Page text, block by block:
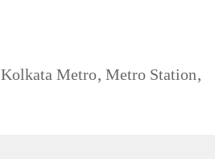
Kolkata Metro,Metro Station,